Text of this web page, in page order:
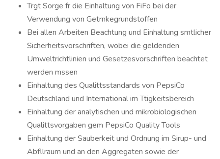
Trgt Sorge fr die Einhaltung von FiFo bei der
Verwendung von Getrnkegrundstoffen
Bei allen Arbeiten Beachtung und Einhaltung smtlicher
Sicherheitsvorschriften, wobei die geldenden
Umweltrichtlinien und Gesetzesvorschriften beachtet
werden mssen
Einhaltung des Qualittsstandards von PepsiCo
Deutschland und International im Ttigkeitsbereich
Einhaltung der analytischen und mikrobiologischen
Qualittsvorgaben gem PepsiCo Quality Tools
Einhaltung der Sauberkeit und Ordnung im Sirup- und
Abfllraum und an den Aggregaten sowie der